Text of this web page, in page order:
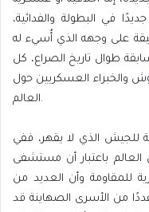
في البطولة والفدائية،
على وجهه الذي أُسيء له
طوال تاريخ الصراع، كل
والخبراء العسكريين حول
العالم.
للجيش الذي لا يقهر، ففي
العالم باعتبار أن مستشفى
للمقاومة وأن العديد من
من الأسرى الصهاينة قد